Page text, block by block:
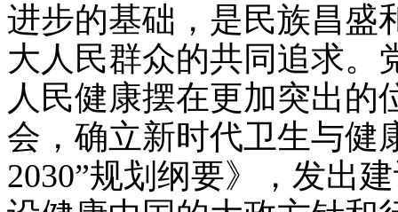
进步的基础，是民族昌盛
大人民群众的共同追求。
人民健康摆在更加突出的
会，确立新时代卫生与健
2030”规划纲要》，发出